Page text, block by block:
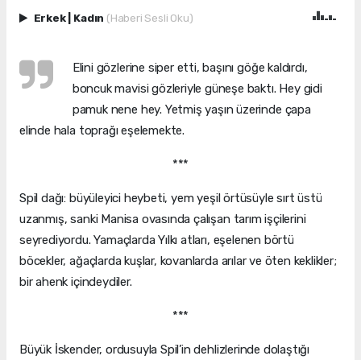
Erkek Kadın (Haberi Sesli Oku)
Elini gözlerine siper etti, başını göğe kaldırdı,
boncuk mavisi gözleriyle güneşe baktı. Hey gidi
pamuk nene hey. Yetmiş yaşın üzerinde çapa
elinde hala toprağı eşelemekte.
***
Spil dağı: büyüleyici heybeti, yem yeşil örtüsüyle sırt üstü
uzanmış, sanki Manisa ovasında çalışan tarım işçilerini
seyrediyordu. Yamaçlarda Yılkı atları, eşelenen börtü
böcekler, ağaçlarda kuşlar, kovanlarda arılar ve öten keklikler;
bir ahenk içindeydiler.
***
Büyük İskender, ordusuyla Spil’in dehlizlerinde dolaştığı